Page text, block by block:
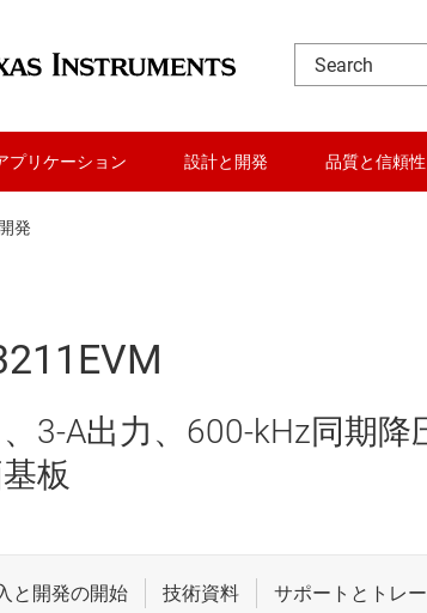
プリケーション 設計と開発 品質と信頼性
発
3-A出力、600-kHz同期
板